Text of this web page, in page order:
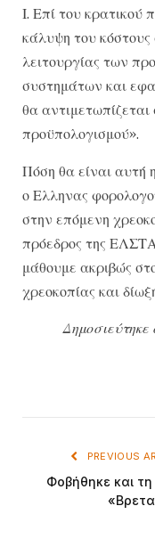
Ι. Επί του
κάλυψη του
λειτουργίας των
συστημάτων και
θα αντιμετωπίζεται
προϋπολογισμού».
Πόση θα είναι αυτή
ο Ελληνας
στην επόμενη
πρόεδρος της
μάθουμε ακριβώς
χρεοκοπίας και
PREVIOUS
Φοβήθηκε και τη